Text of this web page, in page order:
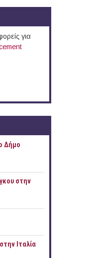
για
Δήμο
στην
Ιταλία